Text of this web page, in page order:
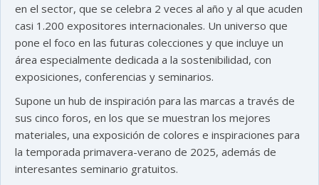
en el sector, que se celebra 2 veces al año y al que acuden
casi 1.200 expositores internacionales. Un universo que
pone el foco en las futuras colecciones y que incluye un
área especialmente dedicada a la sostenibilidad, con
exposiciones, conferencias y seminarios.
Supone un hub de inspiración para las marcas a través de
sus cinco foros, en los que se muestran los mejores
materiales, una exposición de colores e inspiraciones para
la temporada primavera-verano de 2025, además de
interesantes seminario gratuitos.